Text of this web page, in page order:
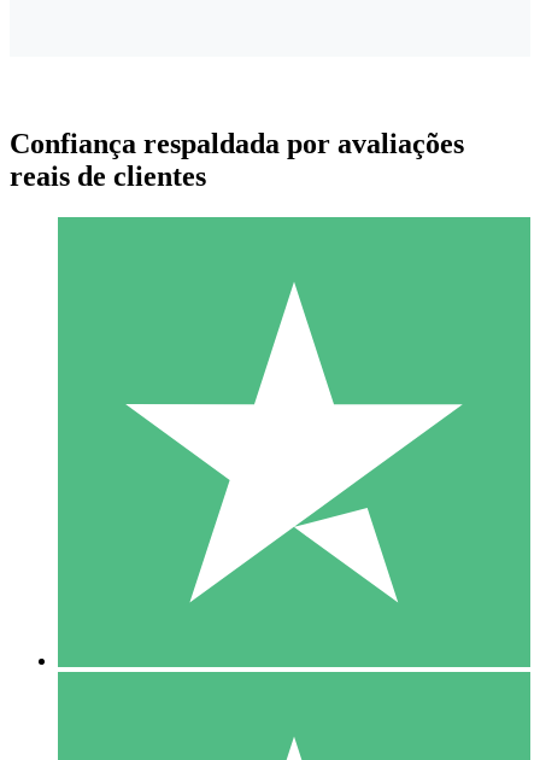
Pacotes de Créditos Individuais
Pague conforme o uso com créditos de download. Sem
1000
10 Downloads
Confiança respaldada por avaliações
reais de clientes